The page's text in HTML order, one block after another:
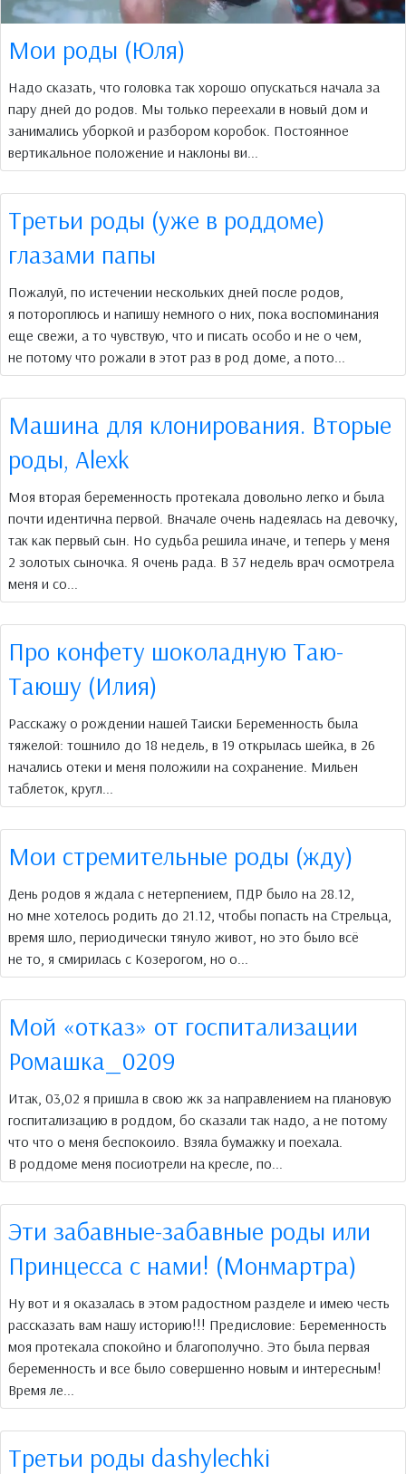
Мои роды (Юля)
Надо сказать, что головка так хорошо опускаться начала за
пару дней до родов. Мы только переехали в новый дом и
занимались уборкой и разбором коробок. Постоянное
вертикальное положение и наклоны ви...
Третьи роды (уже в роддоме)
глазами папы
Пожалуй, по истечении нескольких дней после родов,
я потороплюсь и напишу немного о них, пока воспоминания
еще свежи, а то чувствую, что и писать особо и не о чем,
не потому что рожали в этот раз в род доме, а пото...
Машина для клонирования. Вторые
роды, Alexk
Моя вторая беременность протекала довольно легко и была
почти идентична первой. Вначале очень надеялась на девочку,
так как первый сын. Но судьба решила иначе, и теперь у меня
2 золотых сыночка. Я очень рада. В 37 недель врач осмотрела
меня и со...
Про конфету шоколадную Таю-
Таюшу (Илия)
Расскажу о рождении нашей Таиски Беременность была
тяжелой: тошнило до 18 недель, в 19 открылась шейка, в 26
начались отеки и меня положили на сохранение. Мильен
таблеток, кругл...
Мои стремительные роды (жду)
День родов я ждала с нетерпением, ПДР было на 28.12,
но мне хотелось родить до 21.12, чтобы попасть на Стрельца,
время шло, периодически тянуло живот, но это было всё
не то, я смирилась с Козерогом, но о...
Мой «отказ» от госпитализации
Ромашка_0209
Итак, 03,02 я пришла в свою жк за направлением на плановую
госпитализацию в роддом, бо сказали так надо, а не потому
что что о меня беспокоило. Взяла бумажку и поехала.
В роддоме меня посиотрели на кресле, по...
Эти забавные-забавные роды или
Принцесса с нами! (Монмартра)
Ну вот и я оказалась в этом радостном разделе и имею честь
рассказать вам нашу историю!!! Предисловие: Беременность
моя протекала спокойно и благополучно. Это была первая
беременность и все было совершенно новым и интересным!
Время ле...
Третьи роды dashylechki